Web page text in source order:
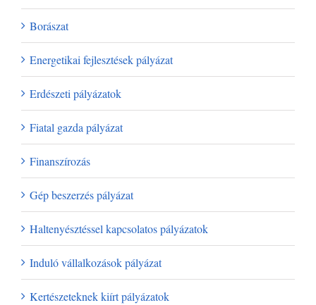
Borászat
Energetikai fejlesztések pályázat
Erdészeti pályázatok
Fiatal gazda pályázat
Finanszírozás
Gép beszerzés pályázat
Haltenyésztéssel kapcsolatos pályázatok
Induló vállalkozások pályázat
Kertészeteknek kiírt pályázatok